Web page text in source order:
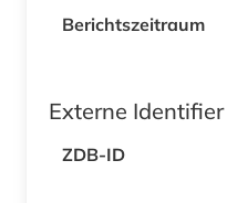
Berichtszeitraum
Externe Identifier
ZDB-ID